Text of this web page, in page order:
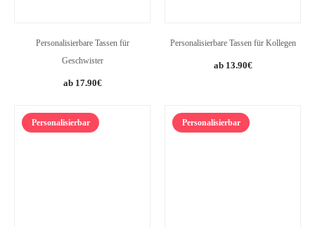
Personalisierbare Tassen für
Geschwister
17.90€
Personalisierbare Tassen für Kollegen
13.90€
Personalisierbar Personalisierbar